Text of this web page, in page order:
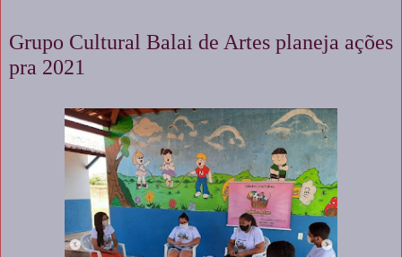
Grupo Cultural Balai de Artes planeja ações
pra 2021